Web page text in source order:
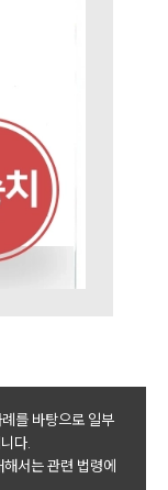
를 바탕으로 일부
다.
서는 관련 법령에